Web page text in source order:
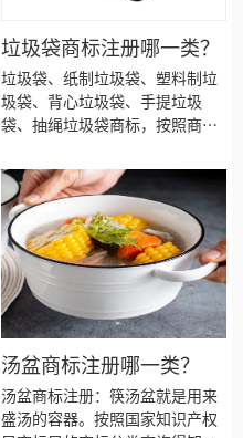
垃圾袋商标注册哪一类？
垃圾袋、纸制垃圾袋、塑料制垃
圾袋、背心垃圾袋、手提垃圾
袋、抽绳垃圾袋商标，按照商标
标建议注册第16类别商标，我们
产品应该选择一些什么具体商品
呢！广州垃圾袋商标注册、纸制
垃圾袋商标注册、 注册垃圾袋商
标、塑料制垃圾袋商标注册、背
心垃圾袋商标注册、手提垃圾袋
商标注册、抽绳垃圾袋商标注
册、垃圾袋商标注册、垃圾袋商
标注册代办、垃圾袋商标注册代
理要多久？垃圾袋商标注册价格
怎么样？ 垃圾袋商标注册流程以
及材料要哪些呢？垃圾袋商标注
汤盆商标注册哪一类？
汤盆商标注册：筷汤盆就是用来
盛汤的容器。按照国家知识产权